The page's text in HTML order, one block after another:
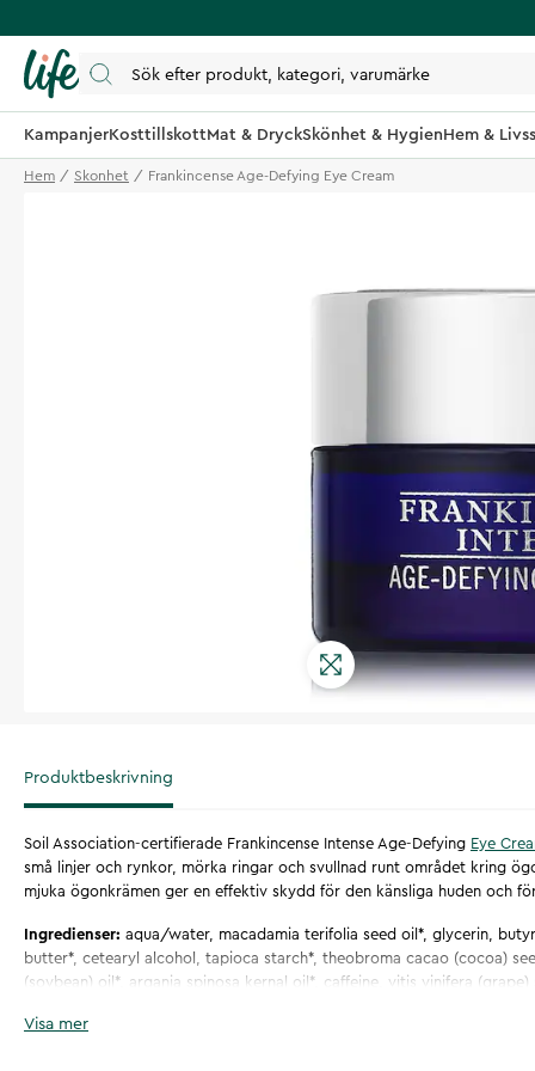
KampanjerKosttillskottMat & DryckSkönhet & HygienHem &
Hem Skonhet Frankincense Age-Defying Eye Cream
Produktbeskrivning
Soil Association-certifierade Frankincense Intense Age-Defying Eye
små linjer och rynkor, mörka ringar och svullnad runt området kring
mjuka ögonkrämen ger en effektiv skydd för den känsliga huden och
Ingredienser: aqua/water, macadamia terifolia seed oil*, glycerin,
butter*, cetearyl alcohol, tapioca starch*, theobroma cacao (cocoa)
(soybean) oil*, argania spinosa kernal oil*, caffeine, vitis vinifera
behenyl alcohol, cetearyl olivate, arachidyl glucoside, aloe barbadensis
Visa mer